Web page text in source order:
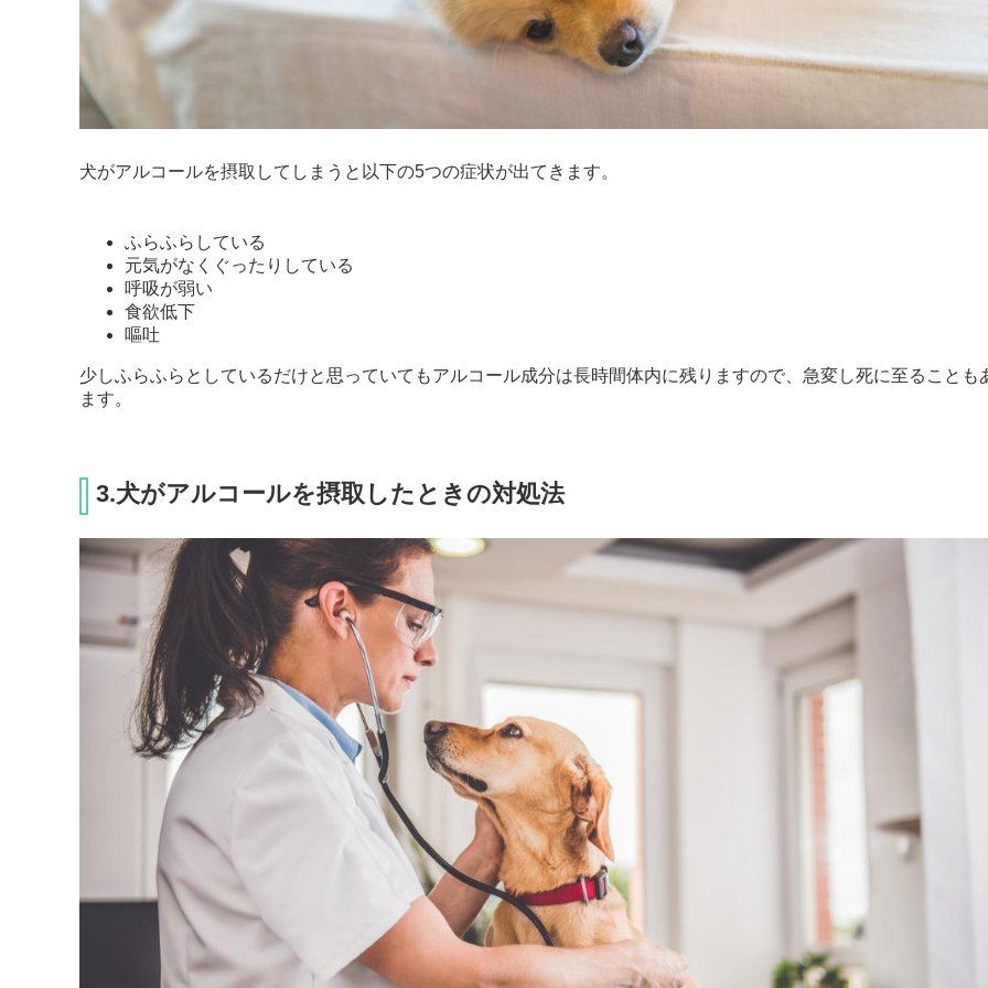
犬がアルコールを摂取してしまうと以下の5つの症状が出てきます。
ふらふらしている
元気がなくぐったりしている
呼吸が弱い
食欲低下
嘔吐
少しふらふらとしているだけと思っていてもアルコール成分は長時間体内に残りますので、急変し死に至ることも
ます。
3.犬がアルコールを摂取したときの対処法